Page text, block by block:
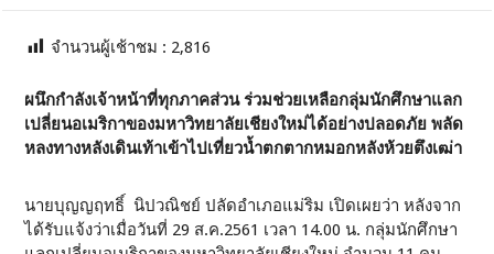
จำนวนผู้เช้าชม : 2,816
ผนึกกำลังเจ้าหน้าที่ทุกภาคส่วน ร่วมช่วยเหลือกลุ่มนักศึกษาแลก
เปลี่ยนอเมริกาของมหาวิทยาลัยเชียงใหม่ได้อย่างปลอดภัย พลัด
หลงทางหลังเดินเท้าเข้าไปเที่ยวน้ำตกตากหมอกหลังห้วยตึงเฒ่า
นายบุญญฤทธิ์ นิปวณิชย์ ปลัดอำเภอแม่ริม เปิดเผยว่า หลังจาก
ได้รับแจ้งว่าเมื่อวันที่ 29 ส.ค.2561 เวลา 14.00 น. กลุ่มนักศึกษา